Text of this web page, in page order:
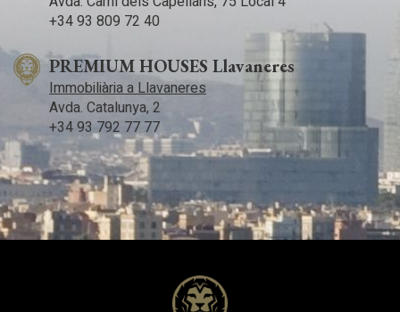
propietat es troba en un estat impecable, llesta per ser
habitada i gaudida. El seu manteniment acurat i atenció als
detalls garanteixen un ambient acollidor i acollidor des del
moment que creues la porta. A més, cal destacar la
possibilitat d'instal·lar un ascensor, oferint un toc modern i
convenient per a aquells que busquen comoditat i
accessibilitat a casa seva. Aquesta opció no només afegeix
valor a la propietat, sinó que també ofereix la flexibilitat
d'adaptar l'espai segons les necessitats individuals i futures.
En resum, la casa no només ofereix bellesa i funcionalitat en
el disseny, sinó que també es destaca pel seu estat
impecable i la possibilitat d'incorporar comoditats modernes
com un ascensor, assegurant que els residents gaudeixin
d'un estil de vida còmode i contemporani. Una veritable joia
llesta per ser anomenada llar!
+34 93 809 72 40
PREMIUM HOUSES Llavaneres
Immobiliària a Llavaneres
Avda. Catalunya, 2
+34 93 792 77 77